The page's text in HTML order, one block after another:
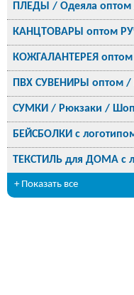
ПЛЕДЫ / Одеяла оптом
КАНЦТОВАРЫ оптом
КОЖГАЛАНТЕРЕЯ
ПВХ СУВЕНИРЫ оптом /
СУМКИ / Рюкзаки /
БЕЙСБОЛКИ с
ТЕКСТИЛЬ для ДОМА с
+ Показать все